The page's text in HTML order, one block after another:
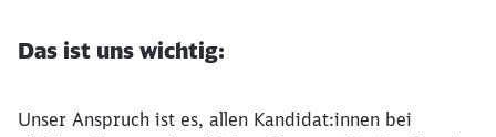
Das ist uns wichtig:
Unser Anspruch ist es, allen Kandidat:innen bei